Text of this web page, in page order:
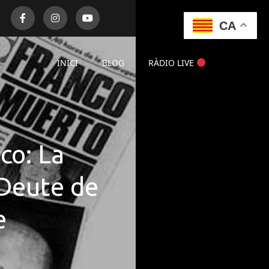
INICI BLOG RÀDIO LIVE
La
de
CA